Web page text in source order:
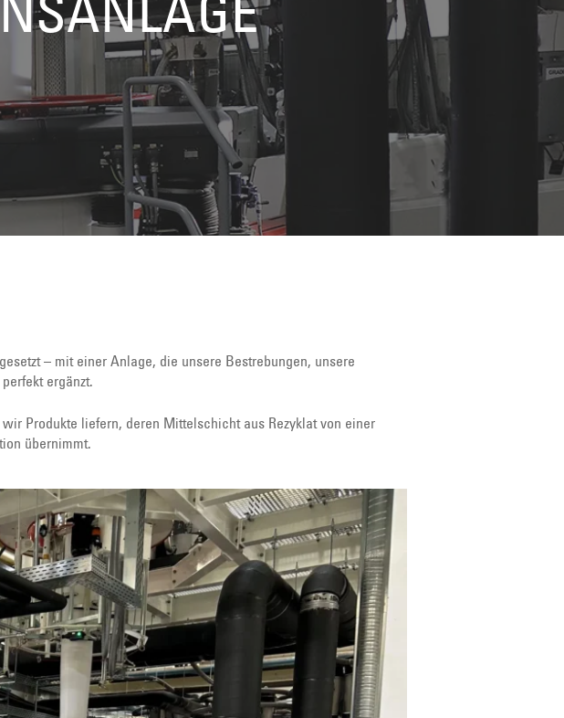
– mit einer Anlage, die unsere Bestrebungen, unsere
ergänzt.
Produkte liefern, deren Mittelschicht aus Rezyklat von einer
übernimmt.